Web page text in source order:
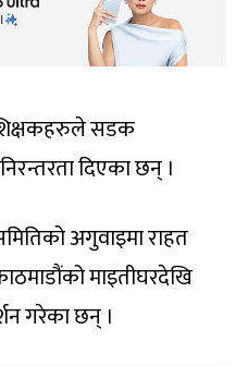
सडक
दिएका छन् ।
अगुवाइमा राहत
माइतीघरदेखि
गरेका छन् ।